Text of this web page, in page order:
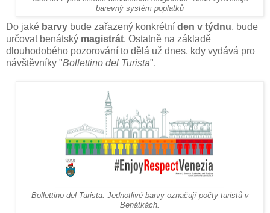
barevný systém poplatků
Do jaké barvy bude zařazený konkrétní den v týdnu, bude
určovat benátský magistrát. Ostatně na základě
dlouhodobého pozorování to dělá už dnes, kdy vydává pro
návštěvníky "Bollettino del Turista".
Bollettino del Turista. Jednotlivé barvy označují počty turistů v
Benátkách.